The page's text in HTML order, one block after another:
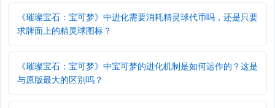
《璀璨宝石：宝可梦》中进化需要消耗精灵球代币吗，还是只要
求牌面上的精灵球图标？
《璀璨宝石：宝可梦》中宝可梦的进化机制是如何运作的？这是
与原版最大的区别吗？